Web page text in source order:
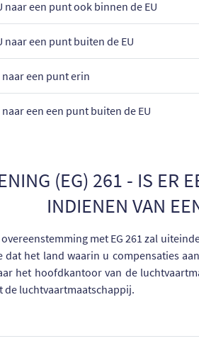
naar een punt ook binnen de EU
naar een punt buiten de EU
een punt erin
een een punt buiten de EU
(EG) 261 - IS ER
INDIENEN VAN
met EG 261 zal
dat het land waarin u compensaties
het hoofdkantoor van de
de luchtvaartmaatschappij.